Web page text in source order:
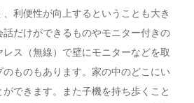
利便性が向上するということも大き
だけができるものやモニター付きの
ス（無線）で壁にモニターなどを取
ものもあります。家の中のどこにい
できます。また子機を持ち歩くこと